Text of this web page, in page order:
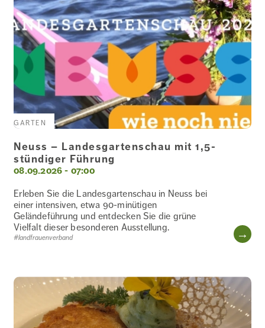
MUSIK
NATUR
PERSÖNLICHKEITSENTWICKLUNG
POLITISCHE
PSYCHOLOGIE
&
SPIRITUALITÄT
GARTEN
08.09.2026 - 07:00
Neuss – Landesgartenschau mit 1,5-
stündiger Führung
Erleben Sie die Landesgartenschau in Neuss bei
einer intensiven, etwa 90-minütigen
Geländeführung und entdecken Sie die grüne
Vielfalt dieser besonderen Ausstellung.
#landfrauenverband